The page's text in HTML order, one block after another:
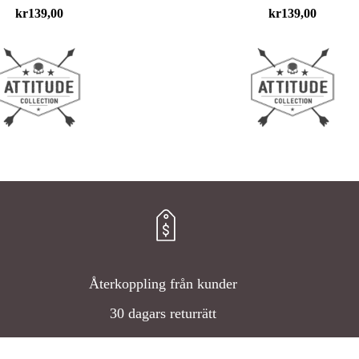
kr139,00
kr139,00
Återkoppling från kunder
30 dagars returrätt